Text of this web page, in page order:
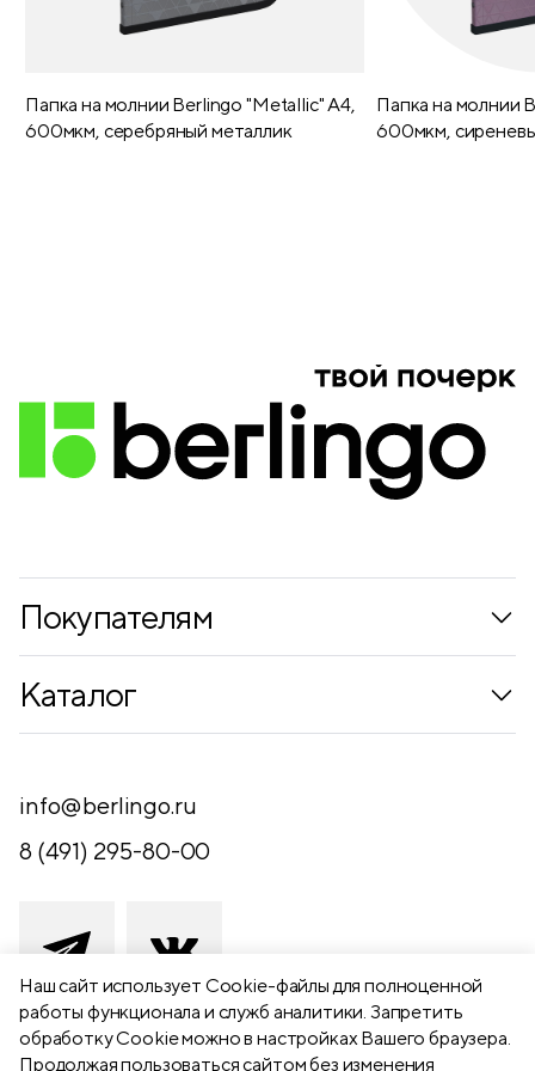
Наш сайт использует Сookie-файлы для полноценной
работы функционала и служб аналитики. Запретить
обработку Cookie можно в настройках Вашего браузера.
Продолжая пользоваться сайтом без изменения
Папка на молнии Berlingo "Metallic" А4,
600мкм, серебряный металлик
Папка на молнии
600мкм,
Покупателям
Контакты
Обратная связь
Каталог
Письменные принадлежности
Канцелярские принадлежности
Чертежные принадлежности
Хобби и творчество
Презентационное оборудование
info@berlingo.ru
8 (491) 295-80-00
391111 Рязанская обл., Рыбновский р-